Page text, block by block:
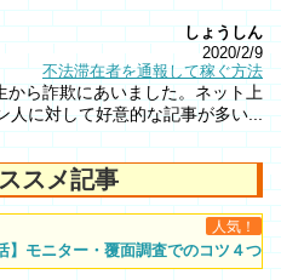
しょうしん
2020/2/9
不法滞在者を通報して稼ぐ方法
から詐欺にあいました。ネット上
人に対して好意的な記事が多い...
スメ記事
人気！
】モニター・覆面調査でのコツ４つ